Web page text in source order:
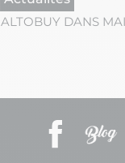
ALTOBUY DANS